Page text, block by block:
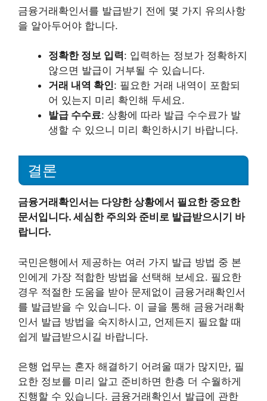
금융거래확인서를 발급받기 전에 몇 가지 유의사항
을 알아두어야 합니다.
정확한 정보 입력: 입력하는 정보가 정확하지
않으면 발급이 거부될 수 있습니다.
거래 내역 확인: 필요한 거래 내역이 포함되
어 있는지 미리 확인해 두세요.
발급 수수료: 상황에 따라 발급 수수료가 발
생할 수 있으니 미리 확인하시기 바랍니다.
결론
금융거래확인서는 다양한 상황에서 필요한 중요한
문서입니다. 세심한 주의와 준비로 발급받으시기 바
랍니다.
국민은행에서 제공하는 여러 가지 발급 방법 중 본
인에게 가장 적합한 방법을 선택해 보세요. 필요한
경우 적절한 도움을 받아 문제없이 금융거래확인서
를 발급받을 수 있습니다. 이 글을 통해 금융거래확
인서 발급 방법을 숙지하시고, 언제든지 필요할 때
쉽게 발급받으시길 바랍니다.
은행 업무는 혼자 해결하기 어려울 때가 많지만, 필
요한 정보를 미리 알고 준비하면 한층 더 수월하게
진행할 수 있습니다. 금융거래확인서 발급에 관한